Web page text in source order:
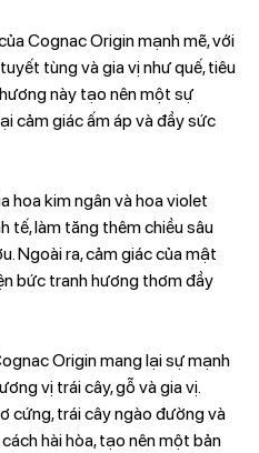
Cognac Origin mạnh mẽ, với
tùng và gia vị như quế, tiêu
này tạo nên một sự
cảm giác ấm áp và đầy sức
hoa kim ngân và hoa violet
tế, làm tăng thêm chiều sâu
Ngoài ra, cảm giác của mật
bức tranh hương thơm đầy
Origin mang lại sự mạnh
vị trái cây, gỗ và gia vị.
cứng, trái cây ngào đường và
hài hòa, tạo nên một bản